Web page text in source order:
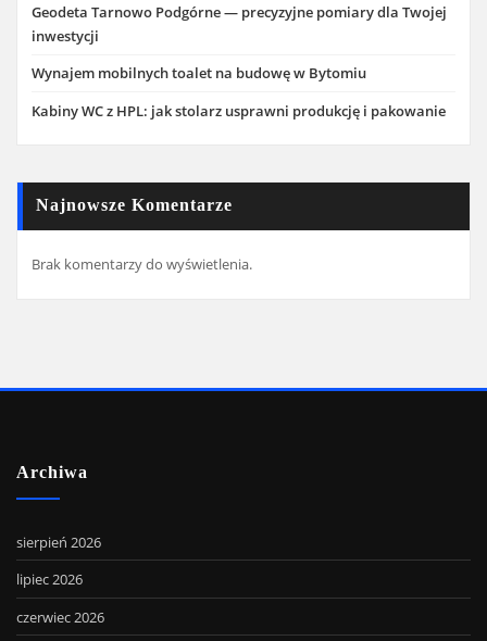
Geodeta Tarnowo Podgórne — precyzyjne pomiary dla Twojej
inwestycji
Wynajem mobilnych toalet na budowę w Bytomiu
Kabiny WC z HPL: jak stolarz usprawni produkcję i pakowanie
Najnowsze Komentarze
Brak komentarzy do wyświetlenia.
Archiwa
sierpień 2026
lipiec 2026
czerwiec 2026